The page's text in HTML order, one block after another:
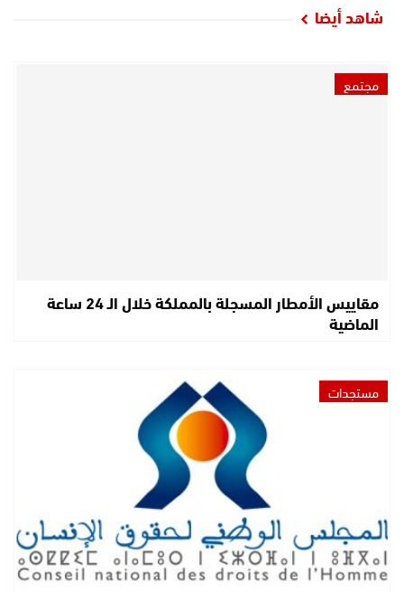
شاهد أيضا
مجتمع
مقاييس الأمطار المسجلة بالمملكة خلال الـ 24 ساعة
الماضية
مستجدات